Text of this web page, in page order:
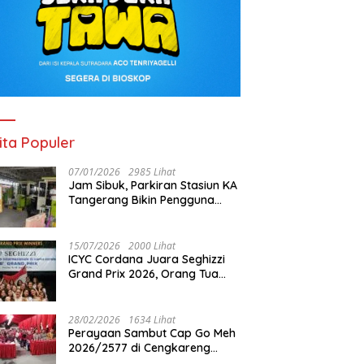
Populer
07/01/2026 2985 Lihat
Jam Sibuk, Parkiran Stasiun KA
Tangerang Bikin Pengguna
15/07/2026 2000 Lihat
ICYC Cordana Juara Seghizzi
Grand Prix 2026, Orang Tua
Indonesia
28/02/2026 1634 Lihat
Perayaan Sambut Cap Go Meh
2026/2577 di Cengkareng